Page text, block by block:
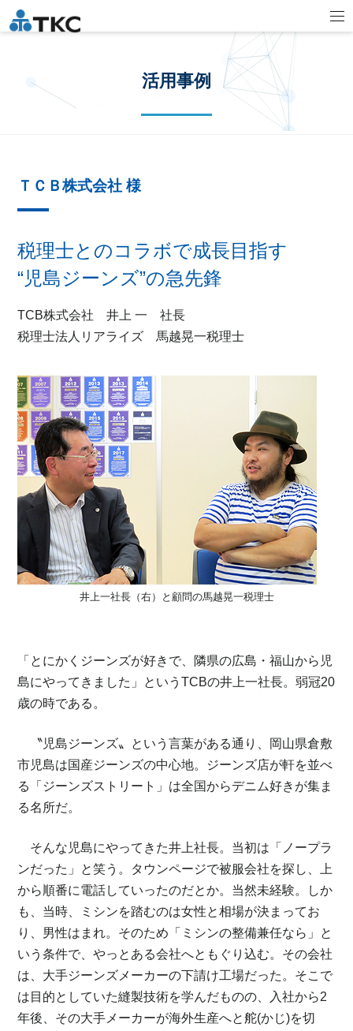
活用事例
ＴＣＢ株式会社 様
井上一社長（右）と顧問の馬越晃一税理士
税理士とのコラボで成長目指す
“児島ジーンズ”の急先鋒
TCB株式会社 井上 一 社長
税理士法人リアライズ 馬越晃一税理士
「とにかくジーンズが好きで、隣県の広島・福山から児
島にやってきました」というTCBの井上一社長。弱冠20
歳の時である。
〝児島ジーンズ〟という言葉がある通り、岡山県倉敷
市児島は国産ジーンズの中心地。ジーンズ店が軒を並べ
る「ジーンズストリート」は全国からデニム好きが集ま
る名所だ。
そんな児島にやってきた井上社長。当初は「ノープラ
ンだった」と笑う。タウンページで被服会社を探し、上
から順番に電話していったのだとか。当然未経験。しか
も、当時、ミシンを踏むのは女性と相場が決まってお
り、男性はまれ。そのため「ミシンの整備兼任なら」と
いう条件で、やっとある会社へともぐり込む。その会社
は、大手ジーンズメーカーの下請け工場だった。そこで
は目的としていた縫製技術を学んだものの、入社から2
年後、その大手メーカーが海外生産へと舵(かじ)を切